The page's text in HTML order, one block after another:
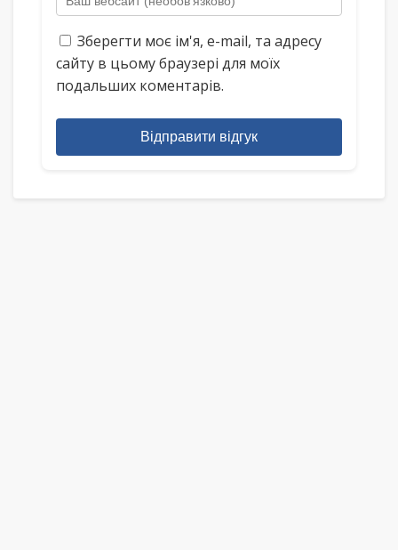
Зберегти моє ім'я, e-mail, та адресу
сайту в цьому браузері для моїх
подальших коментарів.
Відправити відгук